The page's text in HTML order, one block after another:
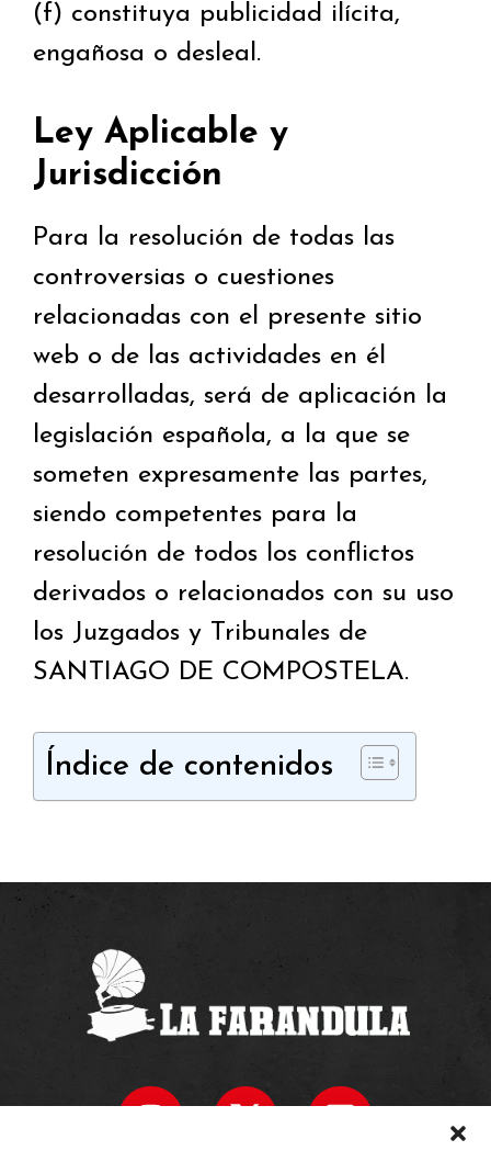
(f) constituya publicidad ilícita,
engañosa o desleal.
Ley Aplicable y
Jurisdicción
Para la resolución de todas las
controversias o cuestiones
relacionadas con el presente sitio
web o de las actividades en él
desarrolladas, será de aplicación la
legislación española, a la que se
someten expresamente las partes,
siendo competentes para la
resolución de todos los conflictos
derivados o relacionados con su uso
los Juzgados y Tribunales de
SANTIAGO DE COMPOSTELA.
Índice de contenidos